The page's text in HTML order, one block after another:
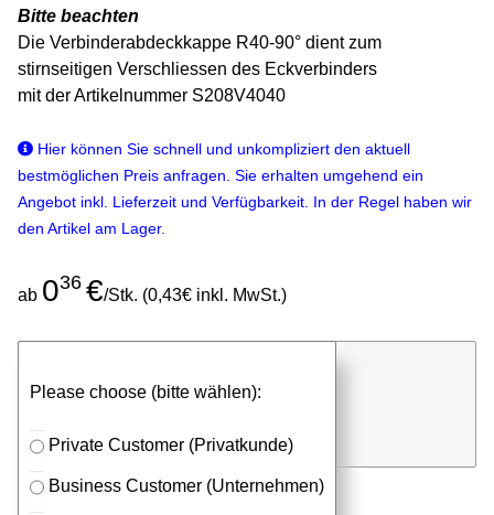
Bitte beachten
Die Verbinderabdeckkappe R40-90° dient zum
stirnseitigen Verschliessen des Eckverbinders
mit der Artikelnummer S208V4040
Hier können Sie schnell und unkompliziert den aktuell
bestmöglichen Preis anfragen. Sie erhalten umgehend ein
Angebot inkl. Lieferzeit und Verfügbarkeit. In der Regel haben wir
den Artikel am Lager.
ab 036 €/Stk. (0,43€ inkl. MwSt.)
Please choose (bitte wählen):
Private Customer (Privatkunde)
Business Customer (Unternehmen)
⮮
Stk. in Anfrageliste